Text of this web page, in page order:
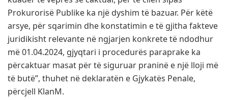
Prokurorisë Publike ka një dyshim të bazuar. Për këtë
arsye, për sqarimin dhe konstatimin e të gjitha fakteve
juridikisht relevante në ngjarjen konkrete të ndodhur
më 01.04.2024, gjyqtari i procedurës paraprake ka
përcaktuar masat për të siguruar praninë e një lloji më
të butë”, thuhet në deklaratën e Gjykatës Penale,
përcjell KlanM.